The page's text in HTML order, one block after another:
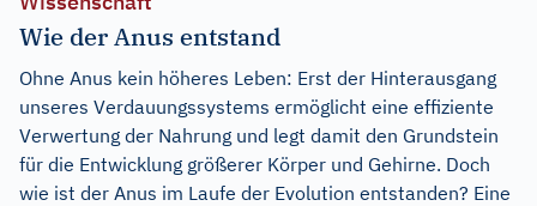
Wie der Anus entstand
Ohne Anus kein höheres Leben: Erst der Hinterausgang
unseres Verdauungssystems ermöglicht eine effiziente
Verwertung der Nahrung und legt damit den Grundstein
für die Entwicklung größerer Körper und Gehirne. Doch
wie ist der Anus im Laufe der Evolution entstanden? Eine